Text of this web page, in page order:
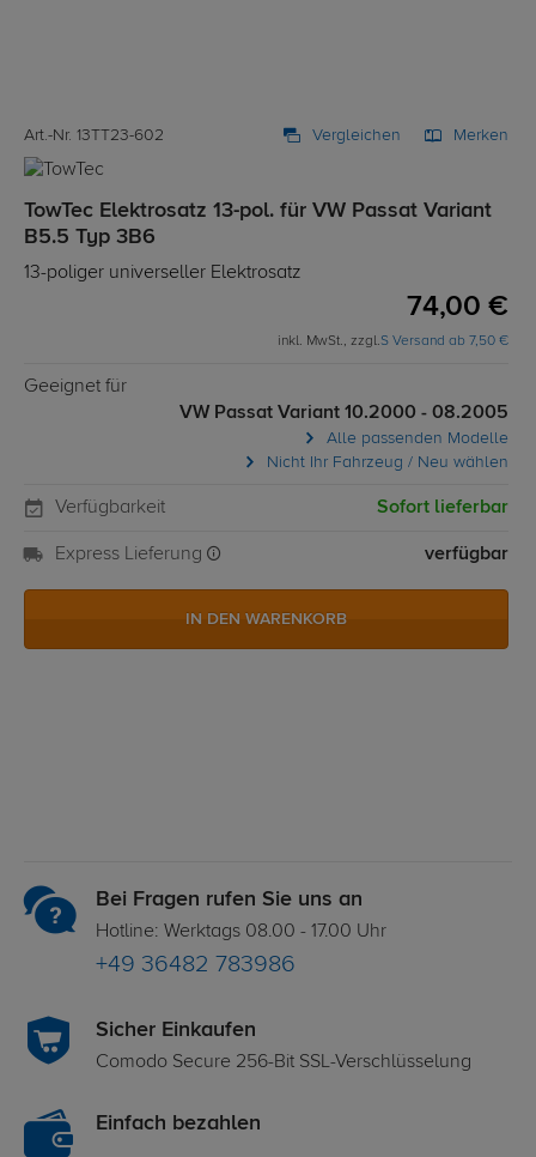
Art.-Nr. 13TT23-602 Vergleichen Merken
TowTec Elektrosatz 13-pol. für VW Passat Variant
B5.5 Typ 3B6
13-poliger universeller Elektrosatz
74,00 €
inkl. MwSt., zzgl.S Versand ab 7,50 €
Geeignet für
VW Passat Variant 10.2000 - 08.2005
Alle passenden Modelle
Nicht Ihr Fahrzeug / Neu wählen
Verfügbarkeit Sofort lieferbar
Express Lieferung verfügbar
IN DEN WARENKORB
Bei Fragen rufen Sie uns an
Hotline: Werktags 08.00 - 17.00 Uhr
+49 36482 783986
Sicher Einkaufen
Comodo Secure 256-Bit SSL-Verschlüsselung
Einfach bezahlen